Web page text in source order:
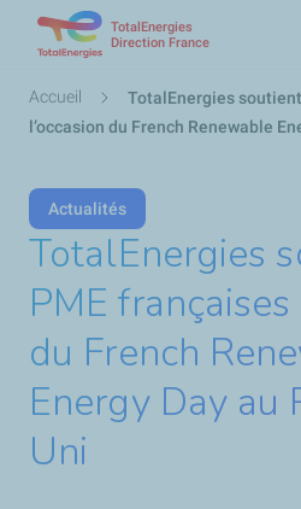
TotalEnergies
Direction France
Fil
d'Ariane
Accueil
TotalEnergies
l’occasion du French Renewable
Actualités
TotalEnergies
PME françaises
du French
Energy Day au
Uni